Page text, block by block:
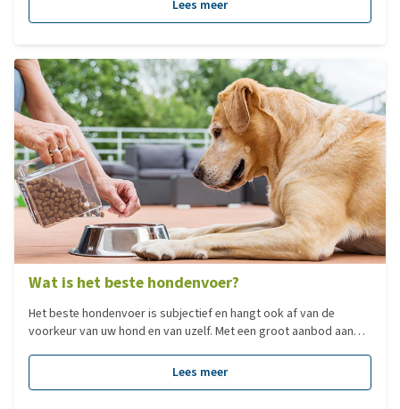
past!
Lees meer
Wat is het beste hondenvoer?
Het beste hondenvoer is subjectief en hangt ook af van de
voorkeur van uw hond en van uzelf. Met een groot aanbod aan
gemaakt van de populairste voedingen per categorie!
Lees meer